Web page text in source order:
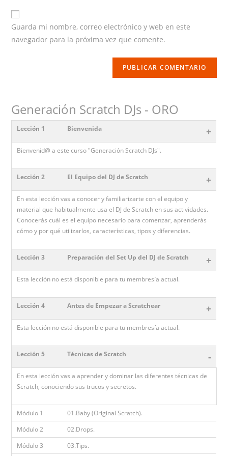
website
URL
Guarda mi nombre, correo electrónico y web en este
navegador para la próxima vez que comente.
Generación Scratch DJs - ORO
Lección 1 Bienvenida +
Bienvenid@ a este curso "Generación Scratch DJs".
Lección 2 El Equipo del DJ de Scratch +
En esta lección vas a conocer y familiarizarte con el equipo y
material que habitualmente usa el DJ de Scratch en sus actividades.
Conocerás cuál es el equipo necesario para comenzar, aprenderás
cómo y por qué utilizarlos, características, tipos y diferencias.
Lección 3 Preparación del Set Up del DJ de Scratch +
Esta lección no está disponible para tu membresía actual.
Lección 4 Antes de Empezar a Scratchear +
Esta lección no está disponible para tu membresía actual.
Lección 5 Técnicas de Scratch -
En esta lección vas a aprender y dominar las diferentes técnicas de
Scratch, conociendo sus trucos y secretos.
Módulo 1
01.Baby (Original Scratch).
Módulo 2
02.Drops.
Módulo 3
03.Tips.